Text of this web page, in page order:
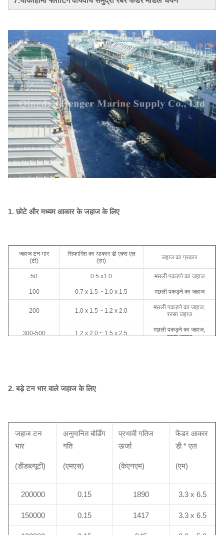
1. छोटे और मध्यम आकार के जहाज के लिए
जहाज टन भार
(टी)
सिफारिश का आकार डी एक्स एल
(एम)
जहाज का प्रकार
50 0.5 x1.0 मछली पकड़ने का जहाज
100 0.7 x 1.5 ~ 1.0 x 1.5 मछली पकड़ने का जहाज
200 1.0 x 1.5 ~ 1.2 x 2.0
मछली पकड़ने का जहाज,
रस्सा जहाज
300-500 1.2 x 2.0 ~ 1.5 x 2.5
मछली पकड़ने का जहाज,
रस्सा जहाज
2. बड़े टन भार वाले जहाज के लिए
जहाज टन
भार
(डीडब्ल्यूटी)
अनुमानित बोर्डिंग
गति
(एमएस)
प्रभावी गतिज
ऊर्जा
(केएनएम)
फेंडर आकार
डी * एल
(एम)
200000 0.15 1890 3.3 x 6.5
150000 0.15 1417 3.3 x 6.5